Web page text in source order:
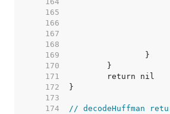
   165
   166
   167
   168
   169
   170
   171
   172
   173
   174
// decodeHuffman